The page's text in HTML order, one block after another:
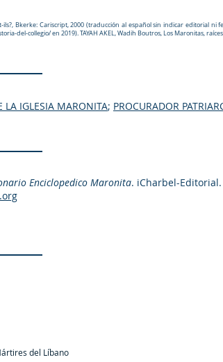
Bkerke: Cariscript, 2000 (traducción al español sin indicar editorial ni
del-collegio/en 2019). TAYAH AKEL, Wadih Boutros, Los Maronitas,
LA IGLESIA MARONITA; PROCURADOR
Enciclopedico Maronita. iCharbel-Editorial.
del Líbano